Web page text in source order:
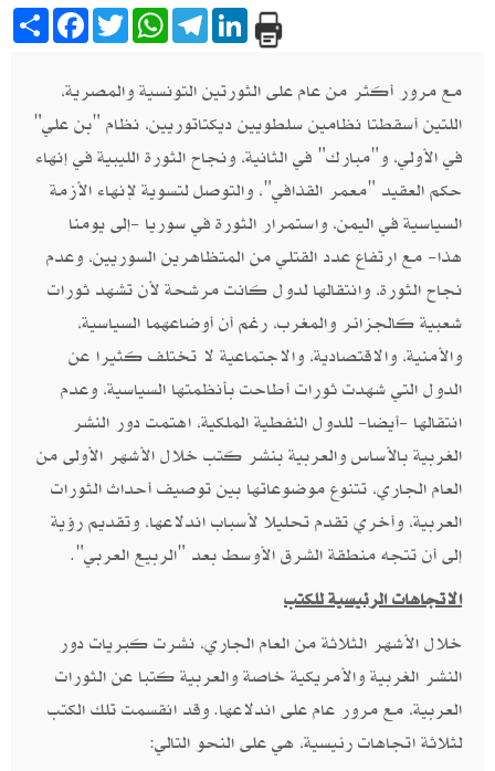
Share Facebook
TwitterWhatsAppTelegramLinkedIn
مع مرور أكثر من عام على الثورتين التونسية والمصرية،‮
‬اللتين أسقطتا نظامين سلطويين ديكتاتوريين، نظام‮ "‬بن علي‮"
‬في الأولي،‮ ‬و"مبارك‮" ‬في الثانية، ونجاح الثورة الليبية في إنهاء
حكم العقيد‮ "‬معمر القذافي‮"‬، والتوصل لتسوية لإنهاء الأزمة
السياسية في اليمن، واستمرار الثورة في سوريا‮ -‬إلى يومنا
هذا‮- ‬مع ارتفاع عدد القتلي من المتظاهرين السوريين، وعدم
نجاح الثورة،‮ ‬وانتقالها لدول كانت مرشحة لأن تشهد ثورات
شعبية كالجزائر والمغرب،‮ ‬رغم أن أوضاعهما السياسية،
والأمنية، والاقتصادية،‮ ‬والاجتماعية لا تختلف كثيرا عن
الدول التي شهدت ثورات أطاحت بأنظمتها السياسية، وعدم
انتقالها‮ -‬أيضا‮- ‬للدول النفطية الملكية، اهتمت دور النشر
الغربية بالأساس والعربية بنشر كتب خلال الأشهر الأولى من
العام الجاري،‮ ‬تتنوع موضوعاتها بين توصيف أحداث الثورات
العربية، وأخري تقدم تحليلا لأسباب اندلاعها، وتقديم رؤية
إلى أن تتجه منطقة الشرق الأوسط بعد‮ "‬الربيع العربي‮".‬
الاتجاهات الرئيسية للكتب
خلال الأشهر الثلاثة من العام الجاري،‮ ‬نشرت كبريات دور
النشر الغربية والأمريكية خاصة والعربية كتبا عن الثورات
العربية،‮ ‬مع مرور عام على اندلاعها‮. ‬وقد انقسمت تلك الكتب
لثلاثة اتجاهات رئيسية، هي على النحو التالي‮:‬